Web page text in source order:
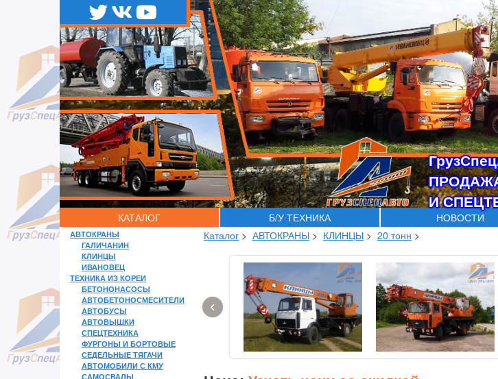
И
КАТАЛОГ Б/У ТЕХНИКА НОВОСТИ
АВТОКРАНЫ
ГАЛИЧАНИН
КЛИНЦЫ
ИВАНОВЕЦ
ТЕХНИКА ИЗ КОРЕИ
БЕТОНОНАСОСЫ
АВТОБЕТОНОСМЕСИТЕЛИ
АВТОБУСЫ
АВТОВЫШКИ
СПЕЦТЕХНИКА
ФУРГОНЫ И БОРТОВЫЕ
СЕДЕЛЬНЫЕ ТЯГАЧИ
АВТОМОБИЛИ С КМУ
САМОСВАЛЫ
Каталог > АВТОКРАНЫ > КЛИНЦЫ > 20 тонн >
‹